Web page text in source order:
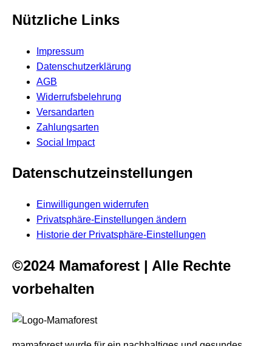
Nützliche Links
Impressum
Datenschutzerklärung
AGB
Widerrufsbelehrung
Versandarten
Zahlungsarten
Social Impact
Datenschutzeinstellungen
Einwilligungen widerrufen
Privatsphäre-Einstellungen ändern
Historie der Privatsphäre-Einstellungen
©2024 Mamaforest | Alle Rechte
vorbehalten